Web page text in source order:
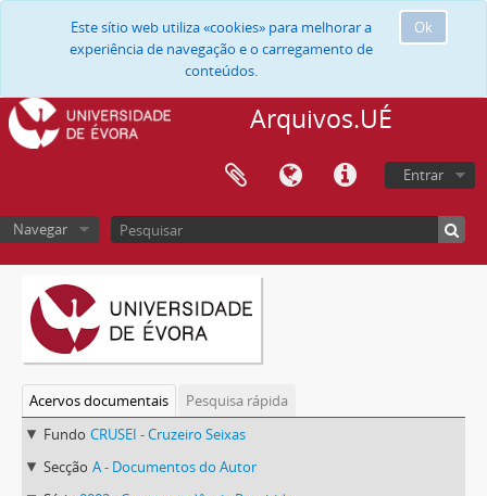
Ok
Este sítio web utiliza «cookies» para melhorar a
experiência de navegação e o carregamento de
conteúdos.
Arquivos.UÉ
Entrar
Navegar
Acervos documentais
Pesquisa rápida
Fundo CRUSEI - Cruzeiro Seixas
Secção A - Documentos do Autor